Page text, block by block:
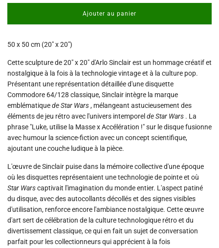
Ajouter au panier
c
h
e
m
e
.
.
.
50 x 50 cm (20" x 20")
Cette sculpture de 20" x 20" d'Arlo Sinclair est un hommage créatif et
nostalgique à la fois à la technologie vintage et à la culture pop.
Présentant une représentation détaillée d'une disquette
Commodore 64/128 classique, Sinclair intègre la marque
emblématiquede Star Wars, mélangeant astucieusement des
éléments de jeu rétro avec l'univers intemporel de Star Wars . La
phrase "Luke, utilise la Masse x Accélération !" sur le disque fusionne
avec humour la science-fiction avec un concept scientifique,
ajoutant une couche ludique à la pièce.
L'œuvre de Sinclair puise dans la mémoire collective d'une époque
où les disquettes représentaient une technologie de pointe et où
Star Warscaptivait l'imagination du monde entier. L'aspect patiné
du disque, avec des autocollants décollés et des signes visibles
d'utilisation, renforce encore l'ambiance nostalgique. Cette œuvre
d'art sert de célébration de la culture technologique rétro et du
divertissement classique, ce qui en fait un sujet de conversation
parfait pour les collectionneurs qui apprécient à la fois